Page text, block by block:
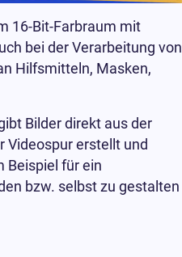
16-Bit-Farbraum mit
bei der Verarbeitung von
Hilfsmitteln, Masken,
Bilder direkt aus der
Videospur erstellt und
Beispiel für ein
bzw. selbst zu gestalten